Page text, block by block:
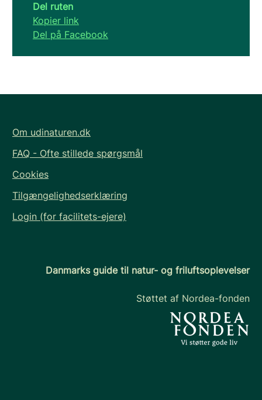
Del ruten
Kopier link
Del på Facebook
Om udinaturen.dk
FAQ - Ofte stillede spørgsmål
Cookies
Tilgængelighedserklæring
Login (for facilitets-ejere)
Danmarks guide til natur- og friluftsoplevelser
Støttet af Nordea-fonden